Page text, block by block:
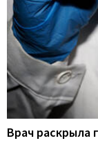
Врач раскрыла